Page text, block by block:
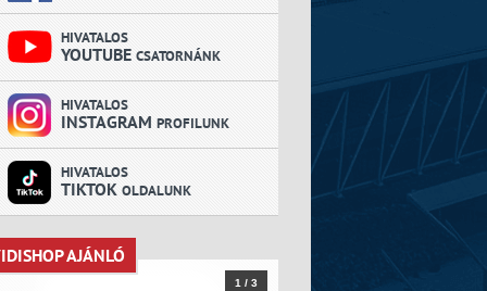
HIVATALOS
YOUTUBE CSATORNÁNK
HIVATALOS
INSTAGRAM PROFILUNK
HIVATALOS
TIKTOK OLDALUNK
AJÁNLÓ
AJÁNLÓ
1 / 3